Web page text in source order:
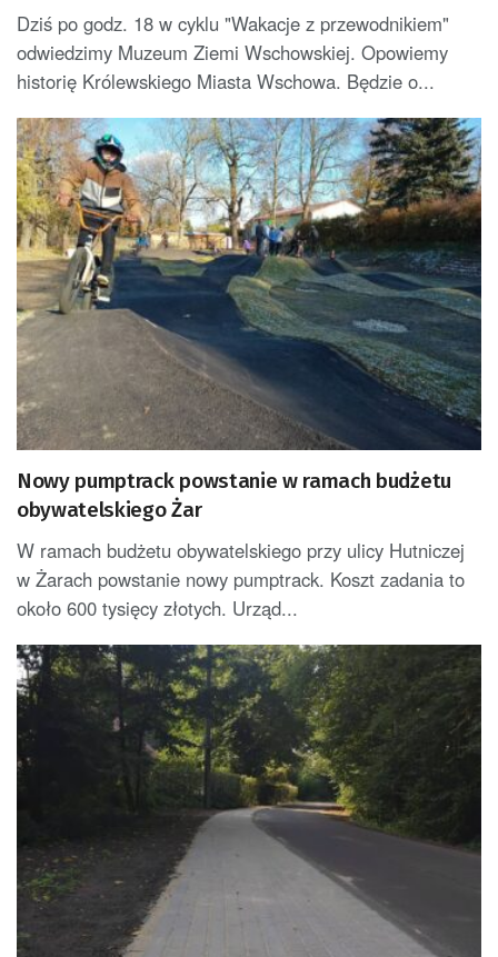
Dziś po godz. 18 w cyklu "Wakacje z przewodnikiem"
odwiedzimy Muzeum Ziemi Wschowskiej. Opowiemy
historię Królewskiego Miasta Wschowa. Będzie o...
Nowy pumptrack powstanie w ramach budżetu
obywatelskiego Żar
W ramach budżetu obywatelskiego przy ulicy Hutniczej
w Żarach powstanie nowy pumptrack. Koszt zadania to
około 600 tysięcy złotych. Urząd...